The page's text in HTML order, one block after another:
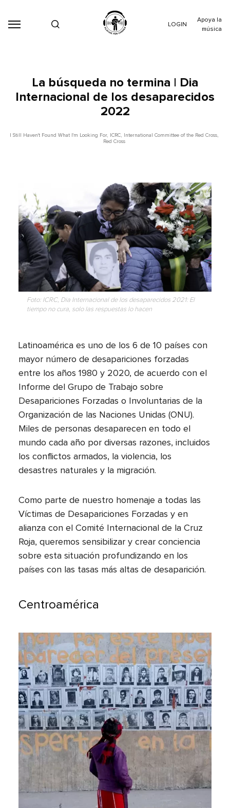
LOGIN
Apoya la
música
La búsqueda no termina | Dia
Internacional de los desaparecidos
2022
I Still Haven't Found What I'm Looking For, ICRC, International Committee of the Red Cross,
Red Cross
Foto: ICRC, Dia Internacional de los desaparecidos 2021: El
tiempo no cura, solo las respuestas lo hacen
Latinoamérica es uno de los 6 de 10 países con
mayor número de desapariciones forzadas
entre los años 1980 y 2020, de acuerdo con el
Informe del Grupo de Trabajo sobre
Desapariciones Forzadas o Involuntarias de la
Organización de las Naciones Unidas (ONU).
Miles de personas desaparecen en todo el
mundo cada año por diversas razones, incluidos
los conflictos armados, la violencia, los
desastres naturales y la migración.
Como parte de nuestro homenaje a todas las
Víctimas de Desapariciones Forzadas y en
alianza con el Comité Internacional de la Cruz
Roja, queremos sensibilizar y crear conciencia
sobre esta situación profundizando en los
países con las tasas más altas de desaparición.
Centroamérica